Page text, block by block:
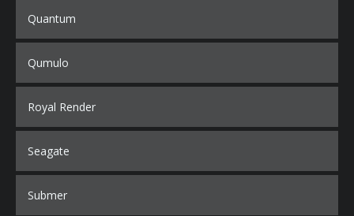
Quantum
Qumulo
Royal Render
Seagate
Submer